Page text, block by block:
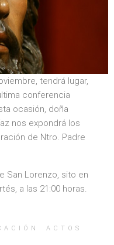
tendrá lugar,
conferencia
ocasión, doña
nos expondrá los
de Ntro. Padre
San Lorenzo, sito en
a las 21:00 horas.
ACTOS